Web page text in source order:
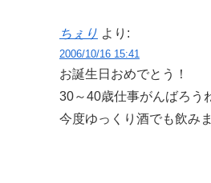
ちぇり より:
2006/10/16 15:41
お誕生日おめでとう！
30～40歳仕事がんばろう
今度ゆっくり酒でも飲み